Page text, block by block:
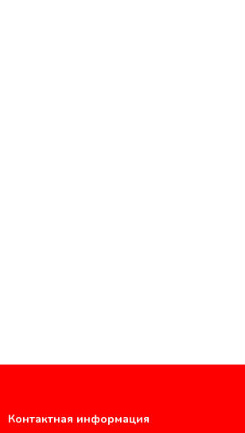
Контактная информация